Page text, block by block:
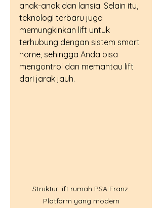
anak-anak dan lansia. Selain itu,
teknologi terbaru juga
memungkinkan lift untuk
terhubung dengan sistem smart
home, sehingga Anda bisa
mengontrol dan memantau lift
dari jarak jauh.
Struktur lift rumah PSA Franz
Platform yang modern